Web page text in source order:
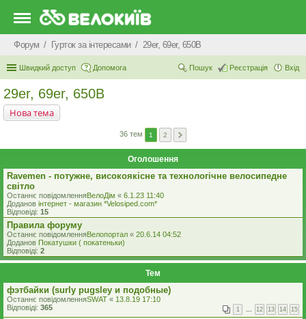
Форум Гурток за інтересами 29er, 69er, 650B
Швидкий доступ Допомога Вхід
Реєстрація
Пошук
29er, 69er, 650B
Нова тема
36 тем 1 2
Оголошення
Ravemen - потужне, високоякісне та технологічне велосипедне
світло
Останнє повідомленняВелоДім « 6.1.23 11:40
Доданов iнтернет - магазин *Velosiped.com*
Відповіді: 15
Правила форуму
Останнє повідомленняВелопортал « 20.6.14 04:52
Доданов Покатушки ( покатеньки)
Відповіді: 2
Тем
фэтбайки (surly pugsley и подобные)
Останнє повідомленняSWAT « 13.8.19 17:10
Відповіді: 365 1 … 12 13 14 15